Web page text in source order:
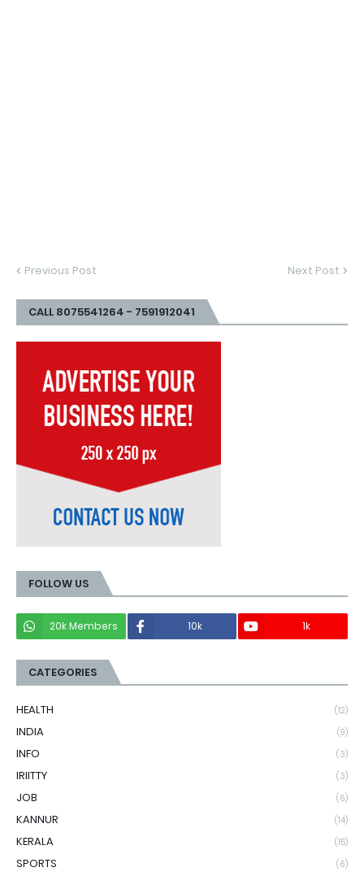
Previous Post Next Post
CALL 8075541264 - 7591912041
FOLLOW US
20k Members 10k 1k
CATEGORIES
HEALTH (12)
INDIA (9)
INFO (3)
IRIITTY (3)
JOB (6)
KANNUR (14)
KERALA (15)
SPORTS (6)